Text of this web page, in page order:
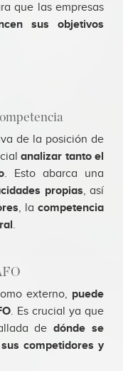
que las empresas
sus objetivos
de la posición de
analizar tanto el
. Esto abarca una
propias, así
, lacompetencia
.
externo, puede
. Es crucial ya que
dedónde se
competidores y